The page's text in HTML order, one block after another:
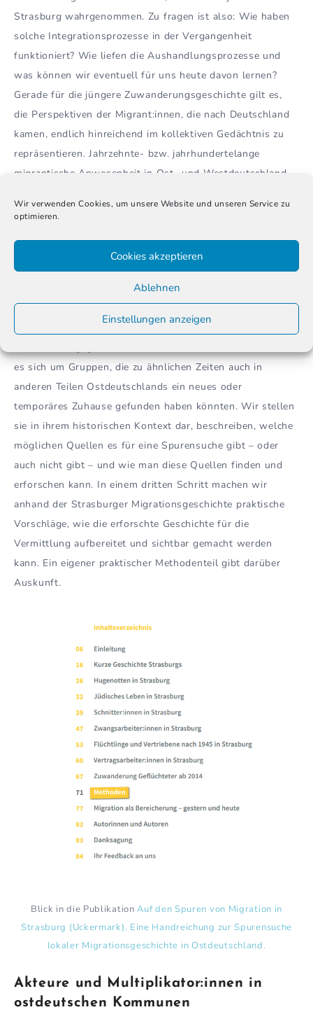
Wir verwenden Cookies, um unsere Website und unseren Service zu
optimieren.
Cookies akzeptieren
Ablehnen
Einstellungen anzeigen
Strasburg wahrgenommen. Zu fragen ist also: Wie haben
solche Integrationsprozesse in der Vergangenheit
funktioniert? Wie liefen die Aushandlungsprozesse und
was können wir eventuell für uns heute davon lernen?
Gerade für die jüngere Zuwanderungsgeschichte gilt es,
die Perspektiven der Migrant:innen, die nach Deutschland
kamen, endlich hinreichend im kollektiven Gedächtnis zu
repräsentieren. Jahrzehnte- bzw. jahrhundertelange
migrantische Anwesenheit in Ost- und Westdeutschland
Spurensuche und Geschichtsvermittlung, die auf die
Migrationsgesellschaft eingeht.
Was erwartet den Leser?
In sieben Kapiteln gehen wir auf Zu- und
es sich um Gruppen, die zu ähnlichen Zeiten auch in
anderen Teilen Ostdeutschlands ein neues oder
temporäres Zuhause gefunden haben könnten. Wir stellen
sie in ihrem historischen Kontext dar, beschreiben, welche
möglichen Quellen es für eine Spurensuche gibt – oder
auch nicht gibt – und wie man diese Quellen finden und
erforschen kann. In einem dritten Schritt machen wir
anhand der Strasburger Migrationsgeschichte praktische
Vorschläge, wie die erforschte Geschichte für die
Vermittlung aufbereitet und sichtbar gemacht werden
kann. Ein eigener praktischer Methodenteil gibt darüber
Auskunft.
Blick in die PublikationAuf den Spuren von Migration in
Strasburg (Uckermark). Eine Handreichung zur Spurensuche
lokaler Migrationsgeschichte in Ostdeutschland.
Akteure und Multiplikator:innen in
ostdeutschen Kommunen